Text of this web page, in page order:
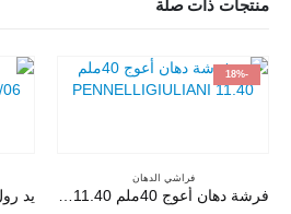
منتجات ذات صلة
-18%
فراشي الدهان